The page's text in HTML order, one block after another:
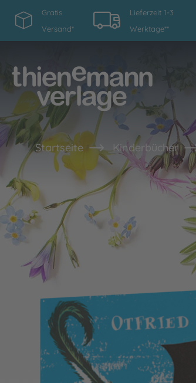
Gratis
Versand*
Lieferzeit 1-3
Werktage**
Startseite Kinderbücher